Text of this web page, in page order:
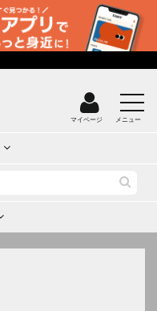
マイページ メニュー